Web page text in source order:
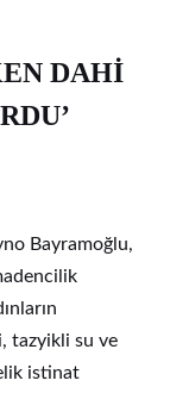
DAHİ
Bayramoğlu,
tazyikli su ve
istinat